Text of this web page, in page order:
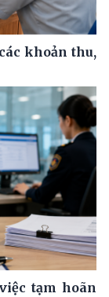
khoản thu,
tạm hoãn